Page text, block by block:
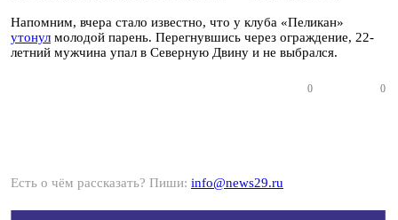
Напомним, вчера стало известно, что у клуба «Пеликан»
утонул молодой парень. Перегнувшись через ограждение, 22-
летний мужчина упал в Северную Двину и не выбрался.
0 0
Есть о чём рассказать? Пиши: info@news29.ru